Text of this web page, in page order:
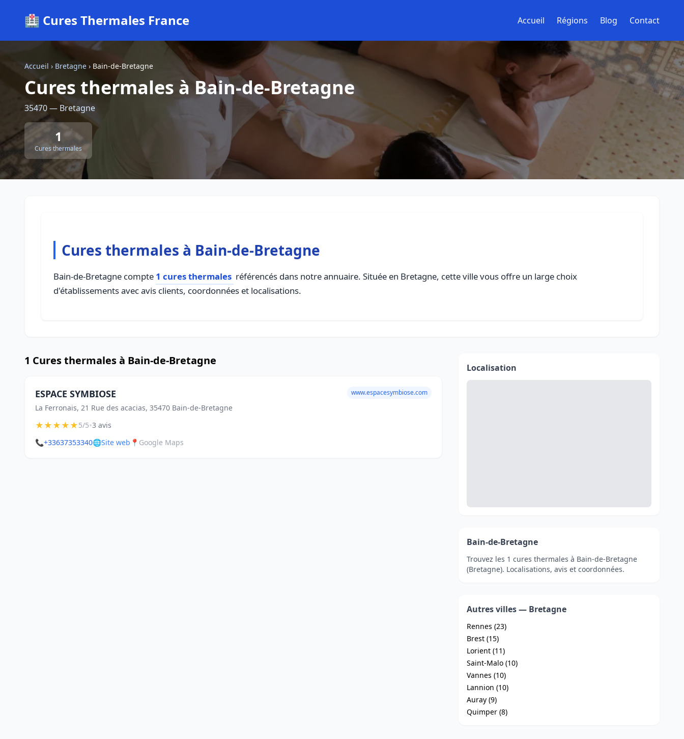
🏥 Cures Thermales France Accueil Régions Blog Contact
Accueil › Bretagne › Bain-de-Bretagne
Cures thermales à Bain-de-Bretagne
35470 — Bretagne
1
Cures thermales
Cures thermales à Bain-de-Bretagne
Bain-de-Bretagne compte 1 cures thermales référencés dans notre annuaire. Située en Bretagne, cette ville vous offre un large choix
d'établissements avec avis clients, coordonnées et localisations.
1 Cures thermales à Bain-de-Bretagne
ESPACE SYMBIOSE
La Ferronais, 21 Rue des acacias, 35470 Bain-de-Bretagne
www.espacesymbiose.com
★★★★★5/5•3 avis
📞+33637353340🌐Site web 📍 Google Maps
Localisation
Bain-de-Bretagne
Trouvez les 1 cures thermales à Bain-de-Bretagne
(Bretagne). Localisations, avis et coordonnées.
Autres villes — Bretagne
Rennes (23)
Brest (15)
Lorient (11)
Saint-Malo (10)
Vannes (10)
Lannion (10)
Auray (9)
Quimper (8)